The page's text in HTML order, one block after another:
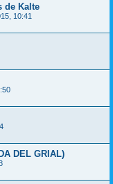
de Kalte
10:41
DEL GRIAL)